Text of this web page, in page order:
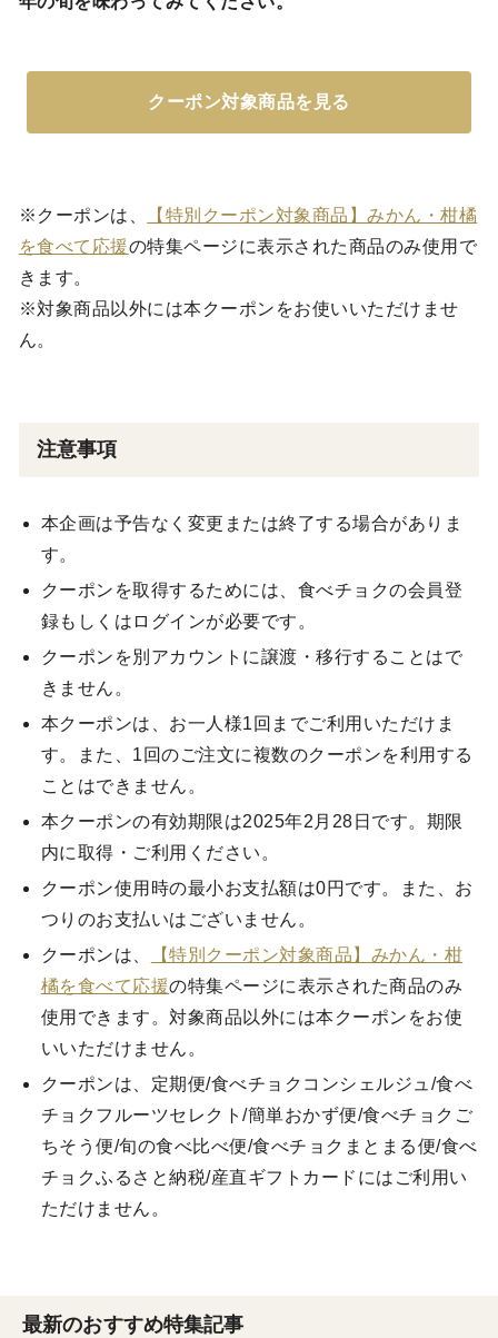
クーポン対象商品を見る
※クーポンは、
【特別クーポン対象商品】みかん・柑橘
を食べて応援の特集ページに表示された商品のみ使用で
きます。
※対象商品以外には本クーポンをお使いいただけませ
ん。
注意事項
本企画は予告なく変更または終了する場合がありま
す。
クーポンを取得するためには、食べチョクの会員登
録もしくはログインが必要です。
クーポンを別アカウントに譲渡・移行することはで
きません。
本クーポンは、お一人様1回までご利用いただけま
す。また、1回のご注文に複数のクーポンを利用する
ことはできません。
本クーポンの有効期限は2025年2月28日です。期限
内に取得・ご利用ください。
クーポン使用時の最小お支払額は0円です。また、お
つりのお支払いはございません。
クーポンは、
【特別クーポン対象商品】みかん・柑
橘を食べて応援の特集ページに表示された商品のみ
使用できます。対象商品以外には本クーポンをお使
いいただけません。
クーポンは、定期便/食べチョクコンシェルジュ/食べ
チョクフルーツセレクト/簡単おかず便/食べチョクご
ちそう便/旬の食べ比べ便/食べチョクまとまる便/食べ
チョクふるさと納税/産直ギフトカードにはご利用い
ただけません。
最新のおすすめ特集記事